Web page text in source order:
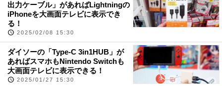
出力ケーブル」があればLightningの
iPhoneを大画面テレビに表示でき
る！
2025/02/08 15:30
ダイソーの「Type-C 3in1HUB」が
あればスマホもNintendo Switchも
大画面テレビに表示できる！
2025/01/27 15:30